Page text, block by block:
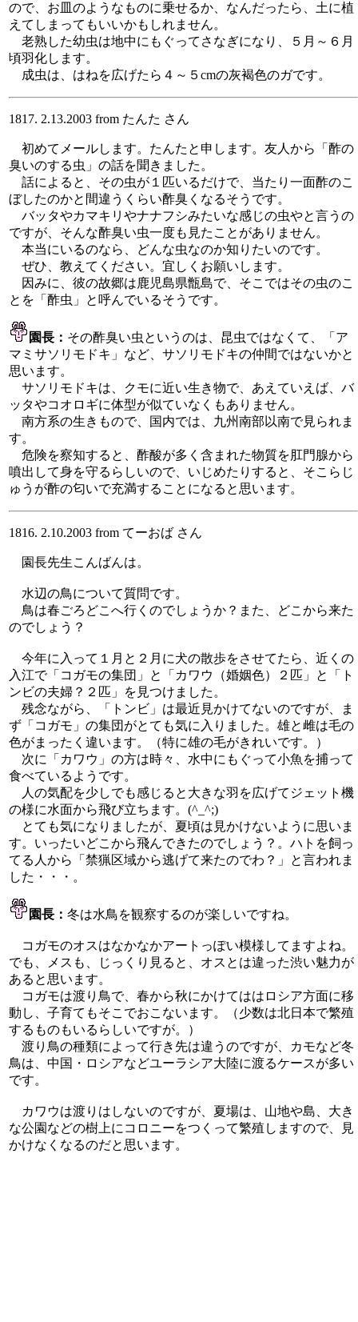
ので、お皿のようなものに乗せるか、なんだったら、土に植
えてしまってもいいかもしれません。
老熟した幼虫は地中にもぐってさなぎになり、５月～６月
頃羽化します。
成虫は、はねを広げたら４～５cmの灰褐色のガです。
1817. 2.13.2003 from たんた さん
初めてメールします。たんたと申します。友人から「酢の
臭いのする虫」の話を聞きました。
話によると、その虫が１匹いるだけで、当たり一面酢のこ
ぼしたのかと間違うくらい酢臭くなるそうです。
バッタやカマキリやナナフシみたいな感じの虫やと言うの
ですが、そんな酢臭い虫一度も見たことがありません。
本当にいるのなら、どんな虫なのか知りたいのです。
ぜひ、教えてください。宜しくお願いします。
因みに、彼の故郷は鹿児島県甑島で、そこではその虫のこ
とを「酢虫」と呼んでいるそうです。
園長： その酢臭い虫というのは、昆虫ではなくて、「ア
マミサソリモドキ」など、サソリモドキの仲間ではないかと
思います。
サソリモドキは、クモに近い生き物で、あえていえば、バ
ッタやコオロギに体型が似ていなくもありません。
南方系の生きもので、国内では、九州南部以南で見られま
す。
危険を察知すると、酢酸が多く含まれた物質を肛門腺から
噴出して身を守るらしいので、いじめたりすると、そこらじ
ゅうが酢の匂いで充満することになると思います。
1816. 2.10.2003 from てーおば さん
園長先生こんばんは。
水辺の鳥について質問です。
鳥は春ごろどこへ行くのでしょうか？また、どこから来た
のでしょう？
今年に入って１月と２月に犬の散歩をさせてたら、近くの
入江で「コガモの集団」と「カワウ（婚姻色）２匹」と「ト
ンビの夫婦？２匹」を見つけました。
残念ながら、「トンビ」は最近見かけてないのですが、ま
ず「コガモ」の集団がとても気に入りました。雄と雌は毛の
色がまったく違います。（特に雄の毛がきれいです。）
次に「カワウ」の方は時々、水中にもぐって小魚を捕って
食べているようです。
人の気配を少しでも感じると大きな羽を広げてジェット機
の様に水面から飛び立ちます。(^_^;)
とても気になりましたが、夏頃は見かけないように思いま
す。いったいどこから飛んできたのでしょう？。ハトを飼っ
てる人から「禁猟区域から逃げて来たのでわ？」と言われま
した・・・。
園長： 冬は水鳥を観察するのが楽しいですね。
コガモのオスはなかなかアートっぽい模様してますよね。
でも、メスも、じっくり見ると、オスとは違った渋い魅力が
あると思います。
コガモは渡り鳥で、春から秋にかけてははロシア方面に移
動し、子育てもそこでおこないます。（少数は北日本で繁殖
するものもいるらしいですが。）
渡り鳥の種類によって行き先は違うのですが、カモなど冬
鳥は、中国・ロシアなどユーラシア大陸に渡るケースが多い
です。
カワウは渡りはしないのですが、夏場は、山地や島、大き
な公園などの樹上にコロニーをつくって繁殖しますので、見
かけなくなるのだと思います。